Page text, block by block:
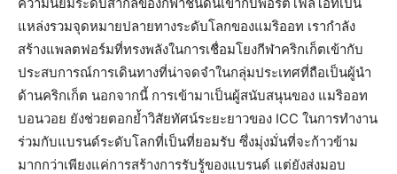
แหล่งรวมจุดหมายปลายทางระดับโลกของแมริออท เรากำลัง
สร้างแพลตฟอร์มที่ทรงพลังในการเชื่อมโยงกีฬาคริกเก็ตเข้ากับ
ประสบการณ์การเดินทางที่น่าจดจำในกลุ่มประเทศที่ถือเป็นผู้นำ
ด้านคริกเก็ต นอกจากนี้ การเข้ามาเป็นผู้สนับสนุนของ แมริออท
บอนวอย ยังช่วยตอกย้ำวิสัยทัศน์ระยะยาวของ ICC ในการทำงาน
ร่วมกับแบรนด์ระดับโลกที่เป็นที่ยอมรับ ซึ่งมุ่งมั่นที่จะก้าวข้าม
มากกว่าเพียงแค่การสร้างการรับรู้ของแบรนด์ แต่ยังส่งมอบ